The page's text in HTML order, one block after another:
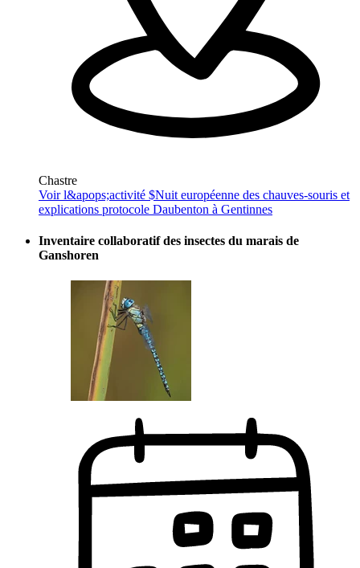
Chastre
Voir l&apops;activité $Nuit européenne des chauves-souris et
explications protocole Daubenton à Gentinnes
Inventaire collaboratif des insectes du marais de
Ganshoren